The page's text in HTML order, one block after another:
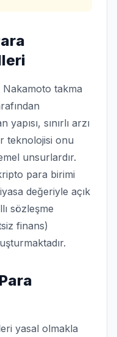
Nakamoto takma
sınırlı arzı
teknolojisi onu
unsurlardır.
para birimi
değeriyle açık
sözleşme
finans)
yasal olmakla